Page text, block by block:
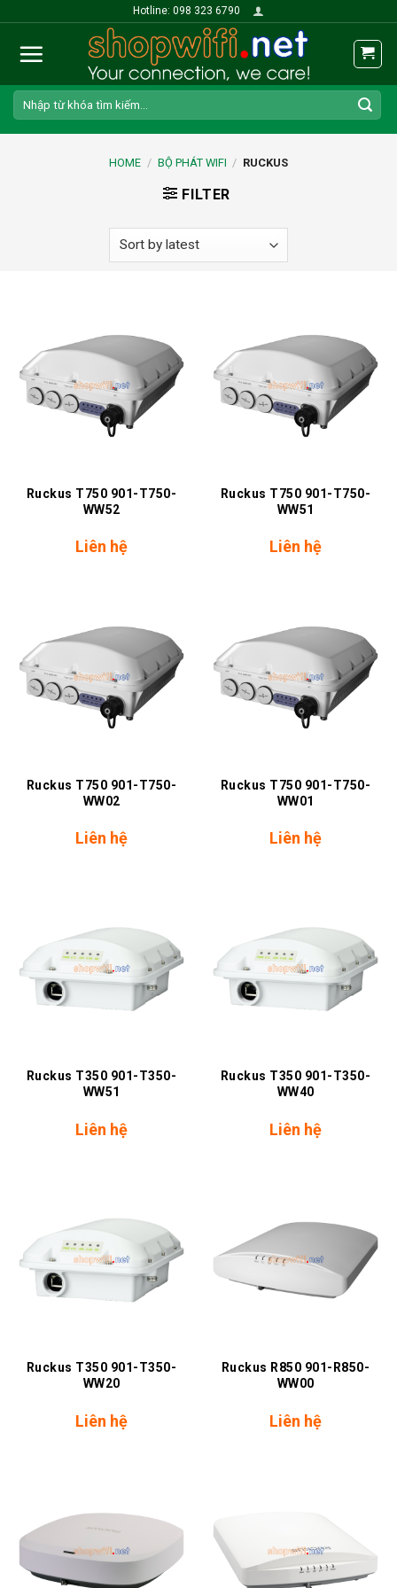
content
Hotline: 098 323 6790
Search
for:
HOME / BỘ PHÁT WIFI / RUCKUS
FILTER
Ruckus T750 901-T750-
WW52
Liên hệ
Ruckus T750 901-T750-
WW51
Liên hệ
Ruckus T750 901-T750-
WW02
Liên hệ
Ruckus T750 901-T750-
WW01
Liên hệ
Ruckus T350 901-T350-
WW51
Liên hệ
Ruckus T350 901-T350-
WW40
Liên hệ
Ruckus T350 901-T350-
WW20
Liên hệ
Ruckus R850 901-R850-
WW00
Liên hệ